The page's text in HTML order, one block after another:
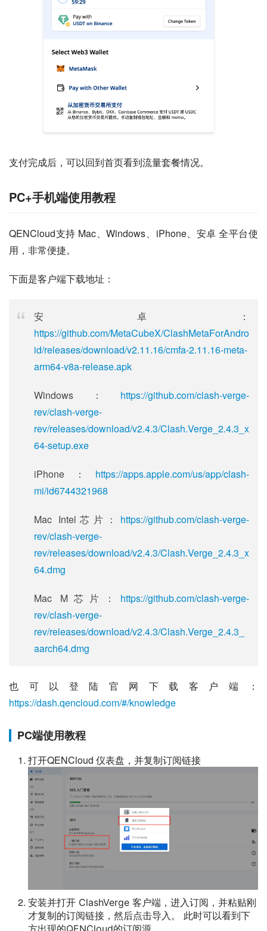
支付完成后，可以回到首页看到流量套餐情况。
PC+手机端使用教程
QENCloud支持 Mac、Windows、iPhone、安卓 全平台使
用，非常便捷。
下面是客户端下载地址：
安卓：
https://github.com/MetaCubeX/ClashMetaForAndro
id/releases/download/v2.11.16/cmfa-2.11.16-meta-
arm64-v8a-release.apk
Windows： https://github.com/clash-verge-
rev/clash-verge-
rev/releases/download/v2.4.3/Clash.Verge_2.4.3_x
64-setup.exe
iPhone： https://apps.apple.com/us/app/clash-
mi/id6744321968
Mac Intel芯片： https://github.com/clash-verge-
rev/clash-verge-
rev/releases/download/v2.4.3/Clash.Verge_2.4.3_x
64.dmg
Mac M芯片： https://github.com/clash-verge-
rev/clash-verge-
rev/releases/download/v2.4.3/Clash.Verge_2.4.3_
aarch64.dmg
也可以登陆官网下载客户端：
https://dash.qencloud.com/#/knowledge
PC端使用教程
打开QENCloud 仪表盘，并复制订阅链接
安装并打开 ClashVerge 客户端，进入订阅，并粘贴刚
才复制的订阅链接，然后点击导入。 此时可以看到下
方出现的QENCloud的订阅源